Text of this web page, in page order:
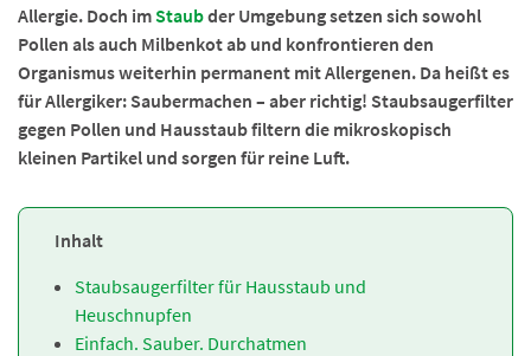
Allergie. Doch imStaubder Umgebung setzen sich sowohl
Pollen als auch Milbenkot ab und konfrontieren den
Organismus weiterhin permanent mit Allergenen. Da heißt es
für Allergiker: Saubermachen – aber richtig! Staubsaugerfilter
gegen Pollen und Hausstaub filtern die mikroskopisch
kleinen Partikel und sorgen für reine Luft.
Inhalt
Staubsaugerfilter für Hausstaub und
Heuschnupfen
Einfach. Sauber. Durchatmen